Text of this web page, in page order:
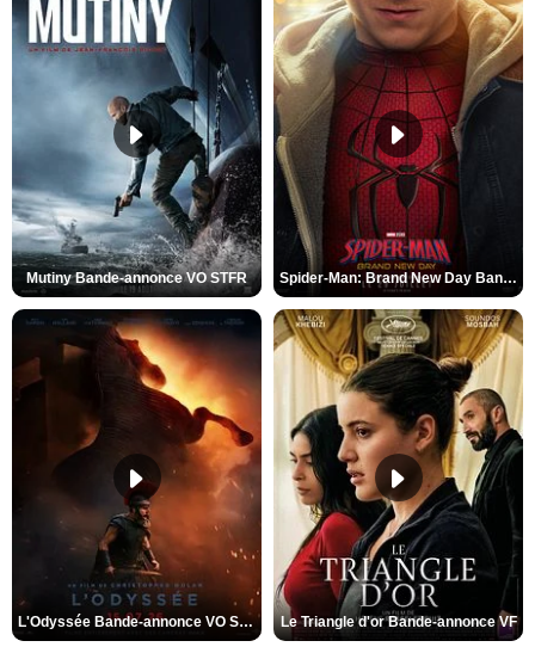
Mutiny Bande-annonce VO STFR Spider-Man: Brand New Day Bande-annonce VO STFR
L'Odyssée Bande-annonce VO STFR Le Triangle d'or Bande-annonce VF